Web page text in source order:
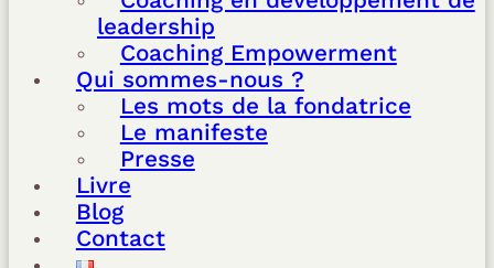
leadership
Coaching Empowerment
Qui sommes-nous ?
Les mots de la fondatrice
Le manifeste
Presse
Livre
Blog
Contact